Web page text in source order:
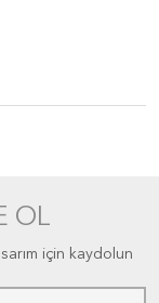
OL
için kaydolun